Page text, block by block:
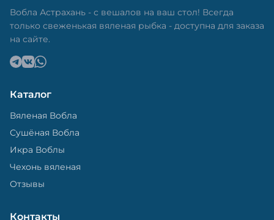
Вобла Астрахань - с вешалов на ваш стол! Всегда
только свеженькая вяленая рыбка - доступна для заказа
на сайте.
Каталог
Вяленая Вобла
Сушёная Вобла
Икра Воблы
Чехонь вяленая
Отзывы
Контакты